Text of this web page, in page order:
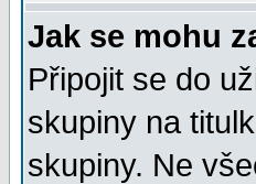
Jak se mohu
Připojit se do
skupiny na
skupiny. Ne